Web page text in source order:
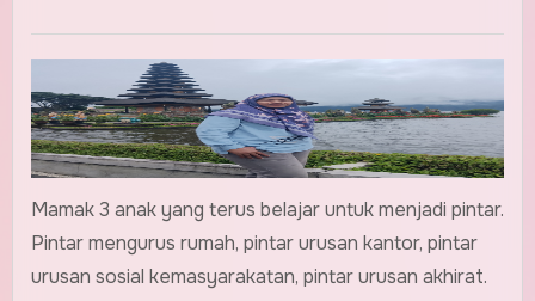
Mamak 3 anak yang terus belajar untuk menjadi pintar.
Pintar mengurus rumah, pintar urusan kantor, pintar
urusan sosial kemasyarakatan, pintar urusan akhirat.